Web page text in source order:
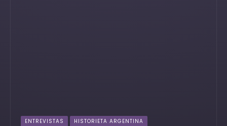
ENTREVISTAS HISTORIETA ARGENTINA